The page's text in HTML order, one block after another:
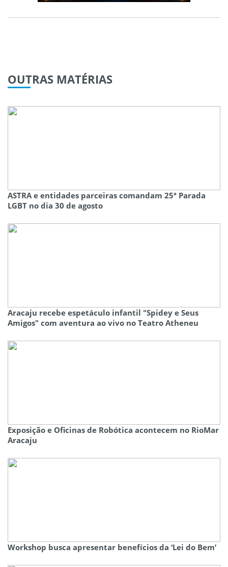
OUTRAS MATÉRIAS
ASTRA e entidades parceiras comandam 25ª Parada
LGBT no dia 30 de agosto
Aracaju recebe espetáculo infantil "Spidey e Seus
Amigos" com aventura ao vivo no Teatro Atheneu
Exposição e Oficinas de Robótica acontecem no RioMar
Aracaju
Workshop busca apresentar benefícios da ‘Lei do Bem’